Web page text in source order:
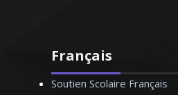
Français
Soutien Scolaire Français